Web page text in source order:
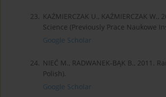
23. KAŹMIERCZAK U., KAŹMIERCZAK
Science (Previously Prace Naukowe
Google Scholar
24. NIEĆ M., RADWANEK-BĄK B.,
Polish).
Google Scholar